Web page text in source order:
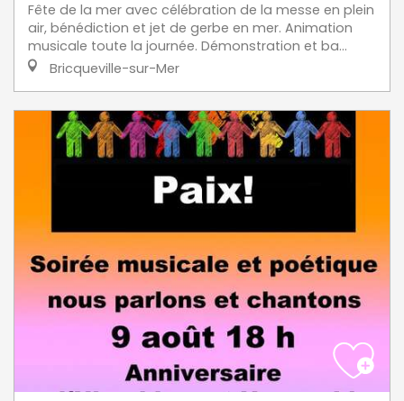
Fête de la mer avec célébration de la messe en plein
air, bénédiction et jet de gerbe en mer. Animation
musicale toute la journée. Démonstration et ba...
Bricqueville-sur-Mer